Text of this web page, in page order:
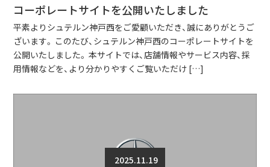
コーポレートサイトを公開いたしました
平素よりシュテルン神戸西をご愛顧いただき、誠にありがとうご
ざいます。 このたび、シュテルン神戸西のコーポレートサイトを
公開いたしました。 本サイトでは、店舗情報やサービス内容、採
用情報などを、より分かりやすくご覧いただけ […]
2025.11.19